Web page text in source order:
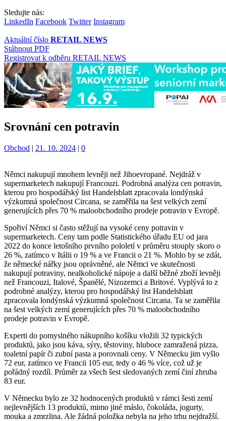
Sledujte nás:
LinkedIn Facebook Twitter Instagram
Aktuální číslo RETAIL NEWS
Stáhnout PDF
Registrovat k odběru RETAIL NEWS
Srovnání cen potravin
Kategorie:
Obchod | 21. 10. 2024 | 0
Němci nakupují mnohem levněji než Jihoevropané. Nejdráž v
supermarketech nakupují Francouzi. Podrobná analýza cen potravin,
kterou pro hospodářský list Handelsblatt zpracovala londýnská
výzkumná společnost Circana, se zaměřila na šest velkých zemí
generujících přes 70 % maloobchodního prodeje potravin v Evropě.
Spořiví Němci si často stěžují na vysoké ceny potravin v
supermarketech. Ceny tam podle Statistického úřadu EU od jara
2022 do konce letošního prvního pololetí v průměru stouply skoro o
26 %, zatímco v Itálii o 19 % a ve Francii o 21 %. Mohlo by se zdát,
že německé nářky jsou oprávněné, ale Němci ve skutečnosti
nakupují potraviny, nealkoholické nápoje a další běžné zboží levněji
než Francouzi, Italové, Španělé, Nizozemci a Britové. Vyplývá to z
podrobné analýzy, kterou pro hospodářský list Handelsblatt
zpracovala londýnská výzkumná společnost Circana. Ta se zaměřila
na šest velkých zemí generujících přes 70 % maloobchodního
prodeje potravin v Evropě.
Experti do pomyslného nákupního košíku vložili 32 typických
produktů, jako jsou káva, sýry, těstoviny, hluboce zamražená pizza,
toaletní papír či zubní pasta a porovnali ceny. V Německu jim vyšlo
72 eur, zatímco ve Francii 105 eur, tedy o 46 % více, což už je
pořádný rozdíl. Průměr za všech šest sledovaných zemí činí zhruba
83 eur.
V Německu bylo ze 32 hodnocených produktů v rámci šesti zemí
nejlevnějších 13 produktů, mimo jiné máslo, čokoláda, jogurty,
mouka a zmrzlina. Ale žádná položka nebyla na jeho trhu nejdražší.